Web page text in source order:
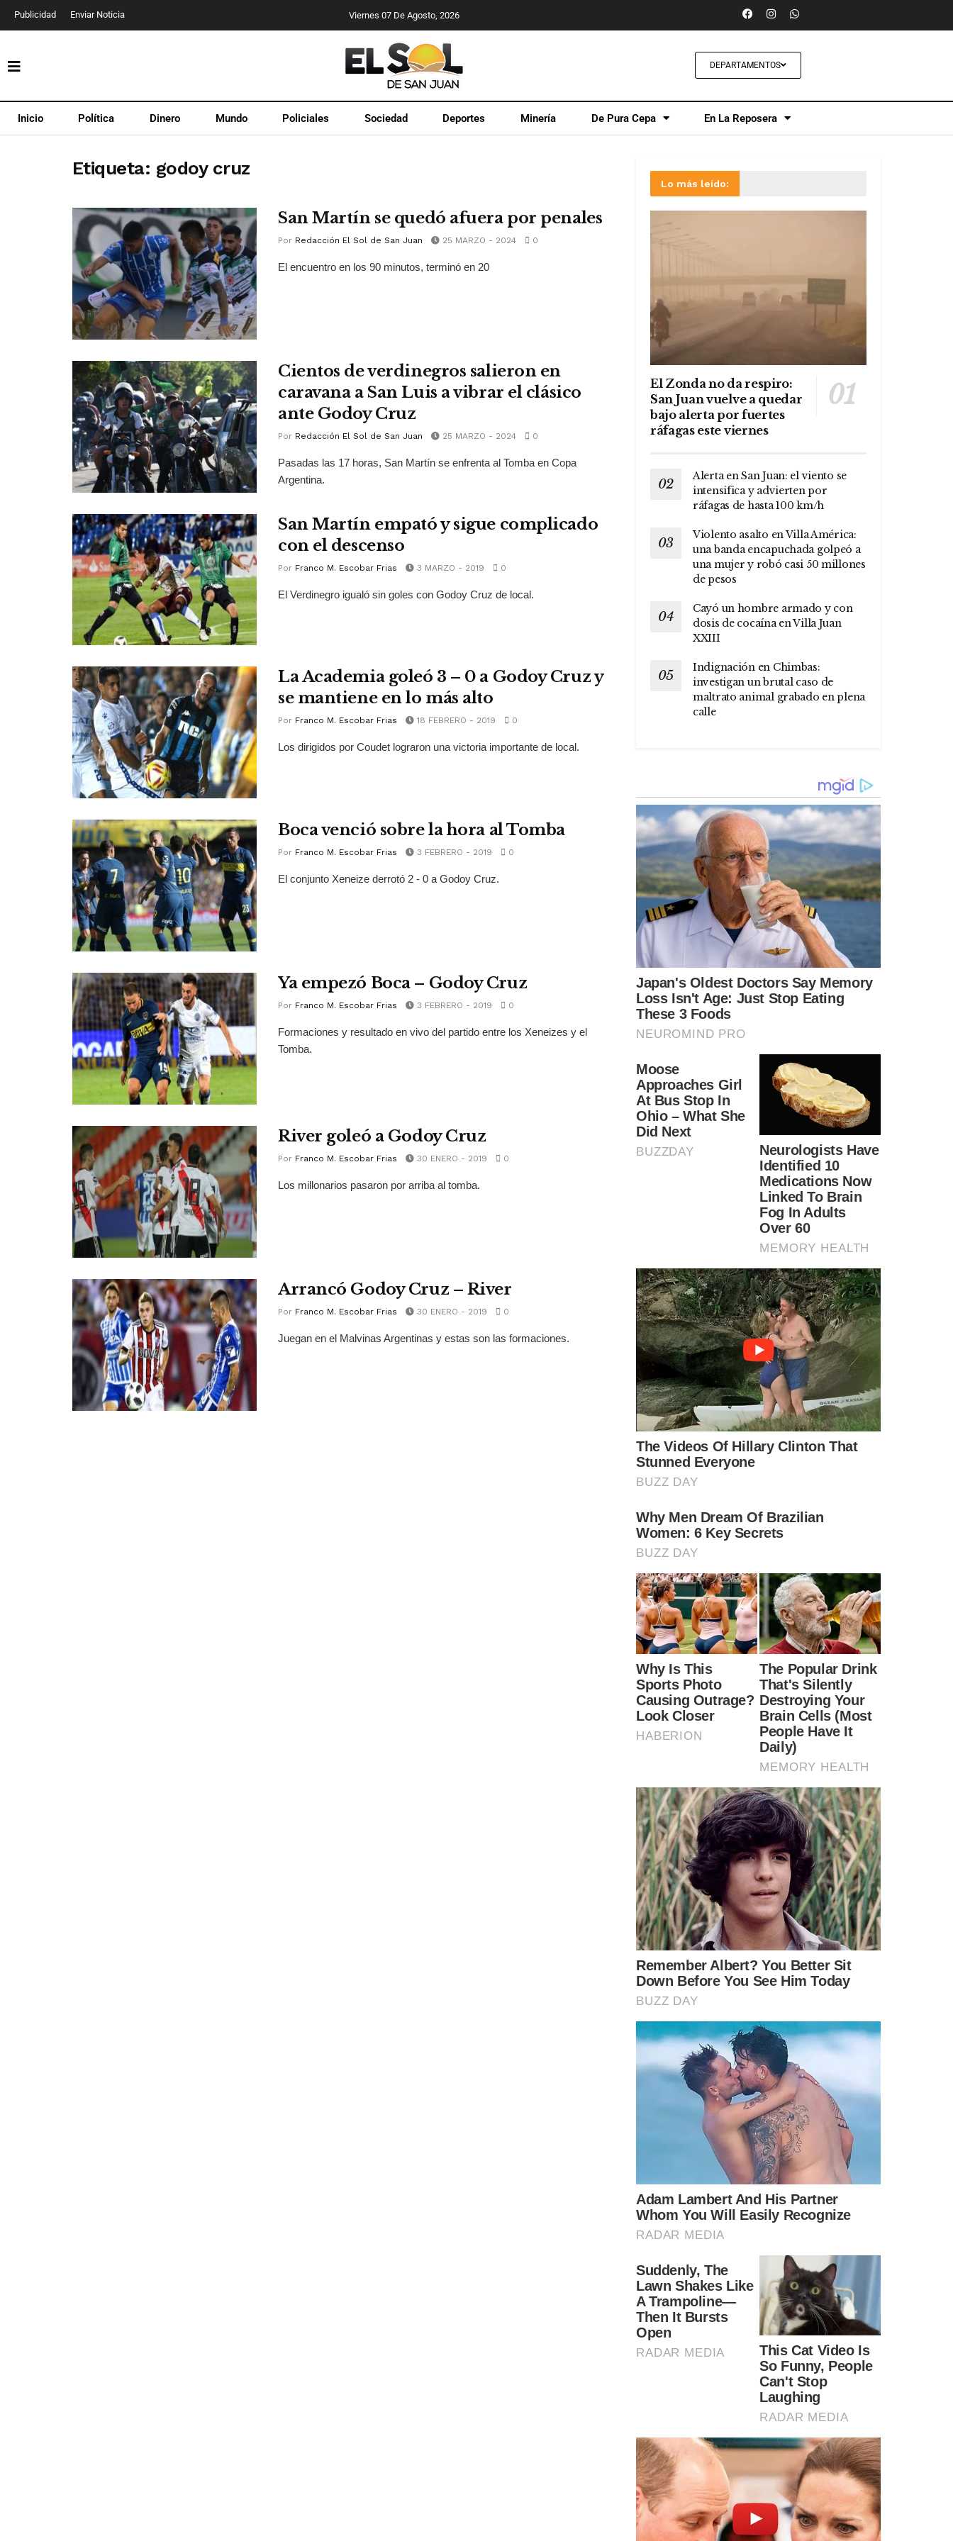
Publicidad Enviar Noticia Viernes 07 De Agosto, 2026
DEPARTAMENTOS
Inicio Política Dinero Mundo Policiales Sociedad Deportes Minería De Pura Cepa En La Reposera
Etiqueta: godoy cruz
San Martín se quedó afuera por penales
Por Redacción El Sol de San Juan 25 MARZO - 2024 0
El encuentro en los 90 minutos, terminó en 20
Cientos de verdinegros salieron en
caravana a San Luis a vibrar el clásico
ante Godoy Cruz
Por Redacción El Sol de San Juan 25 MARZO - 2024 0
Pasadas las 17 horas, San Martín se enfrenta al Tomba en Copa
Argentina.
San Martín empató y sigue complicado
con el descenso
Por Franco M. Escobar Frias 3 MARZO - 2019 0
El Verdinegro igualó sin goles con Godoy Cruz de local.
La Academia goleó 3 – 0 a Godoy Cruz y
se mantiene en lo más alto
Por Franco M. Escobar Frias 18 FEBRERO - 2019 0
Los dirigidos por Coudet lograron una victoria importante de local.
Boca venció sobre la hora al Tomba
Por Franco M. Escobar Frias 3 FEBRERO - 2019 0
El conjunto Xeneize derrotó 2 - 0 a Godoy Cruz.
Ya empezó Boca – Godoy Cruz
Por Franco M. Escobar Frias 3 FEBRERO - 2019 0
Formaciones y resultado en vivo del partido entre los Xeneizes y el
Tomba.
River goleó a Godoy Cruz
Por Franco M. Escobar Frias 30 ENERO - 2019 0
Los millonarios pasaron por arriba al tomba.
Arrancó Godoy Cruz – River
Por Franco M. Escobar Frias 30 ENERO - 2019 0
Juegan en el Malvinas Argentinas y estas son las formaciones.
Lo más leído:
El Zonda no da respiro:
San Juan vuelve a quedar
bajo alerta por fuertes
ráfagas este viernes
Alerta en San Juan: el viento se
intensifica y advierten por
ráfagas de hasta 100 km/h
Violento asalto en Villa América:
una banda encapuchada golpeó a
una mujer y robó casi 50 millones
de pesos
Cayó un hombre armado y con
dosis de cocaína en Villa Juan
XXIII
Indignación en Chimbas:
investigan un brutal caso de
maltrato animal grabado en plena
calle